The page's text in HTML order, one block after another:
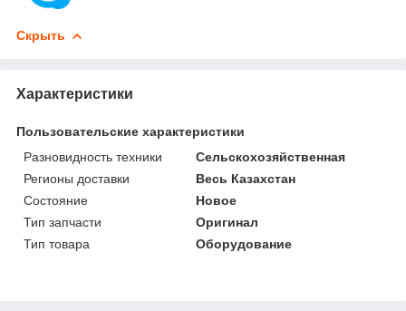
Скрыть
Характеристики
Пользовательские характеристики
Разновидность техники
Сельскохозяйственная
Регионы доставки
Весь Казахстан
Состояние
Новое
Тип запчасти
Оригинал
Тип товара
Оборудование